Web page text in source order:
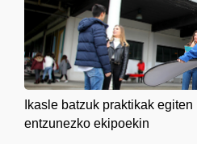
Ikasle batzuk praktikak
entzunezko ekipoekin